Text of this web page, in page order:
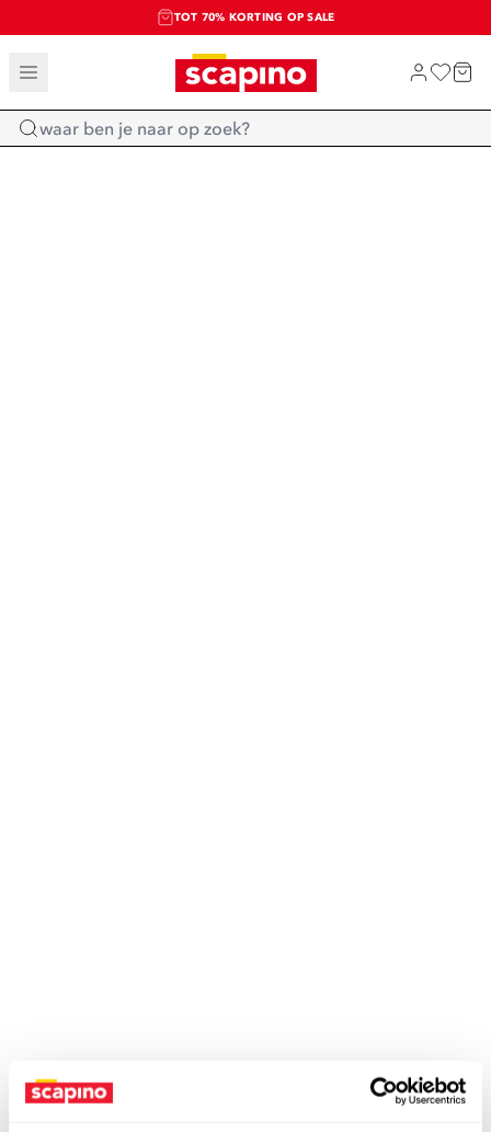
TOT 70% KORTING OP SALE
SALE: LAATSTE KANS!
SHOP NIEUW
Home